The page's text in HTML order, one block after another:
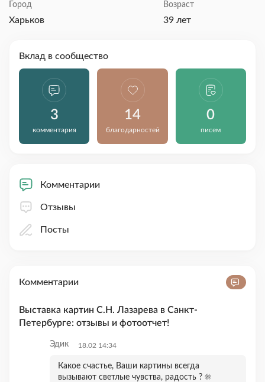
Город
Харьков
Возраст
39 лет
Вклад в сообщество
3
комментария
14
благодарностей
0
писем
Комментарии
Отзывы
Посты
Комментарии
Выставка картин С.Н. Лазарева в Санкт-
Петербурге: отзывы и фотоотчет!
Эдик 18.02 14:34
Какое счастье, Ваши картины всегда
вызывают светлые чувства, радость ? ☀️